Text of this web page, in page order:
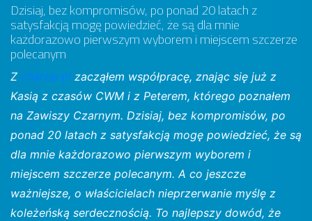
Dzisiaj, bez kompromisów, po ponad 20 latach z
satysfakcją mogę powiedzieć, że są dla mnie
każdorazowo pierwszym wyborem i miejscem szczerze
polecanym
Z charter.pl zacząłem współpracę, znając się już z
Kasią z czasów CWM i z Peterem, którego poznałem
na Zawiszy Czarnym. Dzisiaj, bez kompromisów, po
ponad 20 latach z satysfakcją mogę powiedzieć, że są
dla mnie każdorazowo pierwszym wyborem i
miejscem szczerze polecanym. A co jeszcze
ważniejsze, o właścicielach nieprzerwanie myślę z
koleżeńską serdecznością. To najlepszy dowód, że